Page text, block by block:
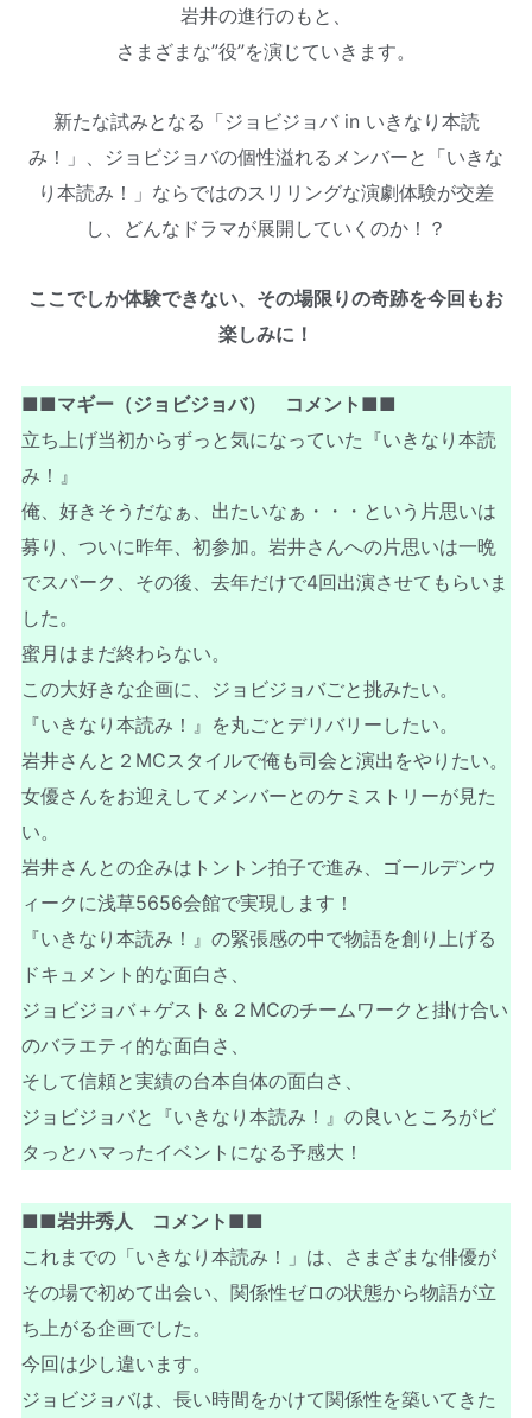
岩井の進行のもと、
さまざまな”役”を演じていきます。
新たな試みとなる「ジョビジョバ in いきなり本読
み！」、ジョビジョバの個性溢れるメンバーと「いきな
り本読み！」ならではのスリリングな演劇体験が交差
し、どんなドラマが展開していくのか！？
ここでしか体験できない、その場限りの奇跡を今回もお
楽しみに！
■■マギー（ジョビジョバ） コメント■■
立ち上げ当初からずっと気になっていた『いきなり本読
み！』
俺、好きそうだなぁ、出たいなぁ・・・という片思いは
募り、ついに昨年、初参加。岩井さんへの片思いは一晩
でスパーク、その後、去年だけで4回出演させてもらいま
した。
蜜月はまだ終わらない。
この大好きな企画に、ジョビジョバごと挑みたい。
『いきなり本読み！』を丸ごとデリバリーしたい。
岩井さんと２MCスタイルで俺も司会と演出をやりたい。
女優さんをお迎えしてメンバーとのケミストリーが見た
い。
岩井さんとの企みはトントン拍子で進み、ゴールデンウ
ィークに浅草5656会館で実現します！
『いきなり本読み！』の緊張感の中で物語を創り上げる
ドキュメント的な面白さ、
ジョビジョバ＋ゲスト＆２MCのチームワークと掛け合い
のバラエティ的な面白さ、
そして信頼と実績の台本自体の面白さ、
ジョビジョバと『いきなり本読み！』の良いところがビ
タっとハマったイベントになる予感大！
■■岩井秀人 コメント■■
これまでの「いきなり本読み！」は、さまざまな俳優が
その場で初めて出会い、関係性ゼロの状態から物語が立
ち上がる企画でした。
今回は少し違います。
ジョビジョバは、長い時間をかけて関係性を築いてきた